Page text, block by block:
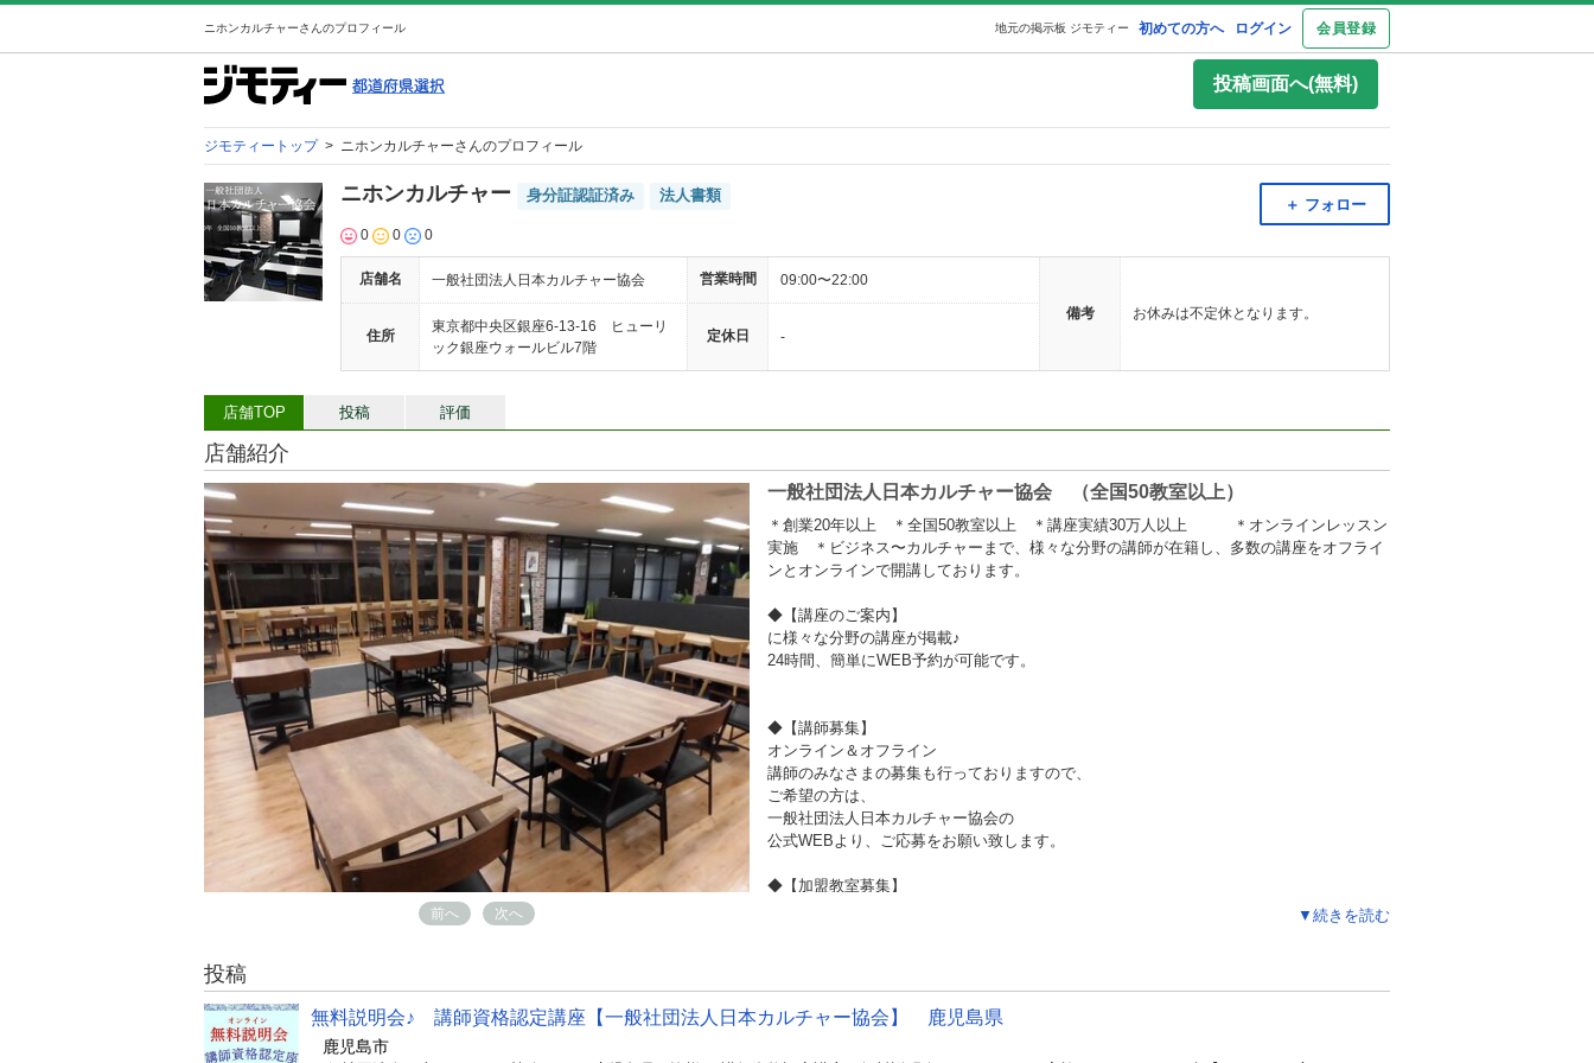
ニホンカルチャーさんのプロフィール 初めての方へ ログイン 会員登録
地元の掲示板 ジモティー
投稿画面へ(無料)
ジモティートップ > ニホンカルチャーさんのプロフィール
ニホンカルチャー 身分証認証済み 法人書類
0 0 0
＋ フォロー
店舗名 一般社団法人日本カルチャー協会 営業時間
09:00〜22:00
備考
お休みは不定休となります。
住所
東京都中央区銀座6-13-16 ヒューリ
ック銀座ウォールビル7階
定休日 -
店舗TOP 投稿 評価
店舗紹介
前へ 次へ
一般社団法人日本カルチャー協会 （全国50教室以上）
＊創業20年以上 ＊全国50教室以上 ＊講座実績30万人以上 ＊オンラインレッスン
実施 ＊ビジネス〜カルチャーまで、様々な分野の講師が在籍し、多数の講座をオフライ
ンとオンラインで開講しております。
◆【講座のご案内】
に様々な分野の講座が掲載♪
24時間、簡単にWEB予約が可能です。
◆【講師募集】
オンライン＆オフライン
講師のみなさまの募集も行っておりますので、
ご希望の方は、
一般社団法人日本カルチャー協会の
公式WEBより、ご応募をお願い致します。
◆【加盟教室募集】
◆皆様のご利用を心よりお待ちしております。
▼続きを読む
投稿
無料説明会♪ 講師資格認定講座【一般社団法人日本カルチャー協会】 鹿児島県
鹿児島市